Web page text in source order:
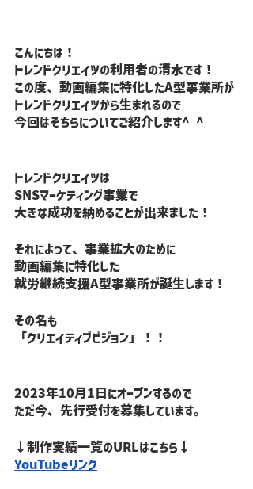
こんにちは！
トレンドクリエイツの利用者の清水です！
この度、動画編集に特化したA型事業所が
トレンドクリエイツから生まれるので
今回はそちらについてご紹介します^ ^
トレンドクリエイツは
SNSマーケティング事業で
大きな成功を納めることが出来ました！
それによって、事業拡大のために
動画編集に特化した
就労継続支援A型事業所が誕生します！
その名も
「クリエイティブビジョン」！！
2023年10月1日にオープンするので
ただ今、先行受付を募集しています。
↓制作実績一覧のURLはこちら↓
YouTubeリンク